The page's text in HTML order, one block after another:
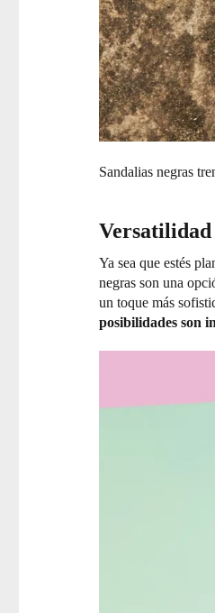
Sandalias negras
Versatilidad
Ya sea que estés
negras son una
un toque más
posibilidades son